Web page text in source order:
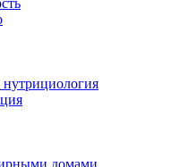
домами